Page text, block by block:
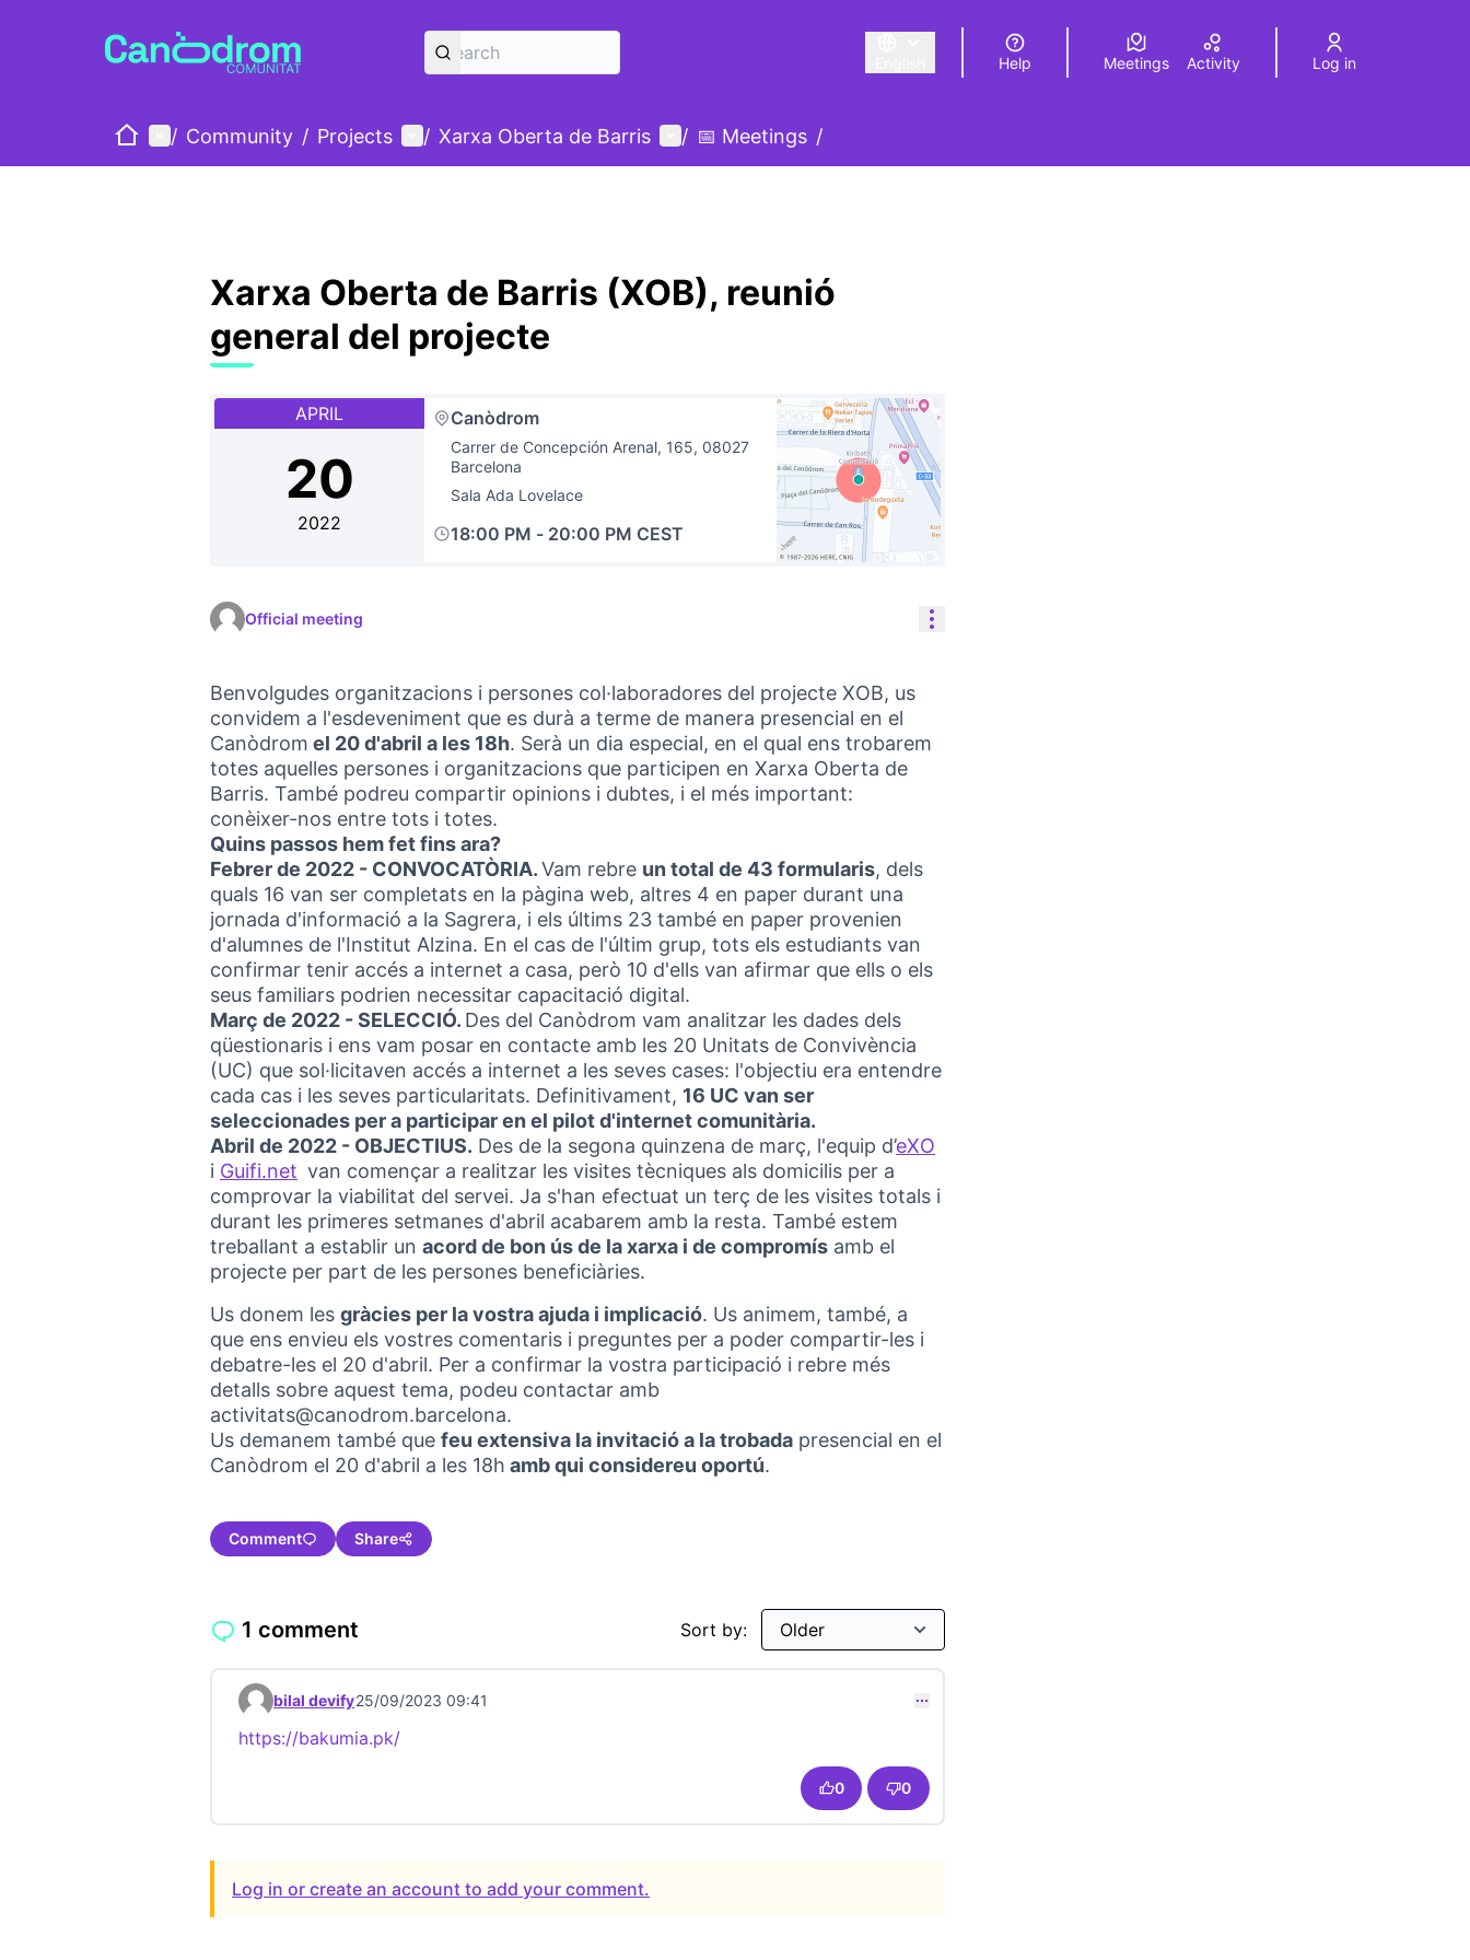
Triar la llengua Elegir el idiomaChoose language
Help Meetings Activity Log in
HomeMain menu
/ Community / Projects User menu
/ Xarxa Oberta de Barris User menu
/ 📅 Meetings /
Xarxa Oberta de Barris (XOB), reunió
general del projecte
APRIL
20
2022
Canòdrom
Carrer de Concepción Arenal, 165, 08027
Barcelona
Sala Ada Lovelace
18:00 PM - 20:00 PM CEST
Official meeting Resource controls
Benvolgudes organitzacions i persones col·laboradores del projecte XOB, us
convidem a l'esdeveniment que es durà a terme de manera presencial en el
Canòdrom el 20 d'abril a les 18h. Serà un dia especial, en el qual ens trobarem
totes aquelles persones i organitzacions que participen en Xarxa Oberta de
Barris. També podreu compartir opinions i dubtes, i el més important:
conèixer-nos entre tots i totes.
Quins passos hem fet fins ara?
Febrer de 2022 - CONVOCATÒRIA.Vam rebre un total de 43 formularis, dels
quals 16 van ser completats en la pàgina web, altres 4 en paper durant una
jornada d'informació a la Sagrera, i els últims 23 també en paper provenien
d'alumnes de l'Institut Alzina. En el cas de l'últim grup, tots els estudiants van
confirmar tenir accés a internet a casa, però 10 d'ells van afirmar que ells o els
seus familiars podrien necessitar capacitació digital.
Març de 2022 - SELECCIÓ. Des del Canòdrom vam analitzar les dades dels
qüestionaris i ens vam posar en contacte amb les 20 Unitats de Convivència
(UC) que sol·licitaven accés a internet a les seves cases: l'objectiu era entendre
cada cas i les seves particularitats. Definitivament, 16 UC van ser
seleccionades per a participar en el pilot d'internet comunitària.
Abril de 2022 - OBJECTIUS. Des de la segona quinzena de març, l'equip d’eXO
i Guifi.net
(External link)
van començar a realitzar les visites tècniques als domicilis per a
comprovar la viabilitat del servei. Ja s'han efectuat un terç de les visites totals i
durant les primeres setmanes d'abril acabarem amb la resta. També estem
treballant a establir un acord de bon ús de la xarxa i de compromís amb el
projecte per part de les persones beneficiàries.
Us donem les gràcies per la vostra ajuda i implicació. Us animem, també, a
que ens envieu els vostres comentaris i preguntes per a poder compartir-les i
debatre-les el 20 d'abril. Per a confirmar la vostra participació i rebre més
detalls sobre aquest tema, podeu contactar amb
activitats@canodrom.barcelona.
Us demanem també que feu extensiva la invitació a la trobada presencial en el
Canòdrom el 20 d'abril a les 18h amb qui considereu oportú.
Comment Share
1 comment Sort by:
Comment 23247
bilal devify25/09/2023 09:41
https://bakumia.pk/
0 0
Log in or create an account to add your comment.